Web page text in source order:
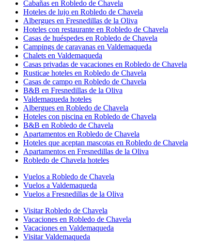
Cabañas en Robledo de Chavela
Hoteles de lujo en Robledo de Chavela
Albergues en Fresnedillas de la Oliva
Hoteles con restaurante en Robledo de Chavela
Casas de huéspedes en Robledo de Chavela
Campings de caravanas en Valdemaqueda
Chalets en Valdemaqueda
Casas privadas de vacaciones en Robledo de Chavela
Rusticae hoteles en Robledo de Chavela
Casas de campo en Robledo de Chavela
B&B en Fresnedillas de la Oliva
Valdemaqueda hoteles
Albergues en Robledo de Chavela
Hoteles con piscina en Robledo de Chavela
B&B en Robledo de Chavela
Apartamentos en Robledo de Chavela
Hoteles que aceptan mascotas en Robledo de Chavela
Apartamentos en Fresnedillas de la Oliva
Robledo de Chavela hoteles
Vuelos a Robledo de Chavela
Vuelos a Valdemaqueda
Vuelos a Fresnedillas de la Oliva
Visitar Robledo de Chavela
Vacaciones en Robledo de Chavela
Vacaciones en Valdemaqueda
Visitar Valdemaqueda